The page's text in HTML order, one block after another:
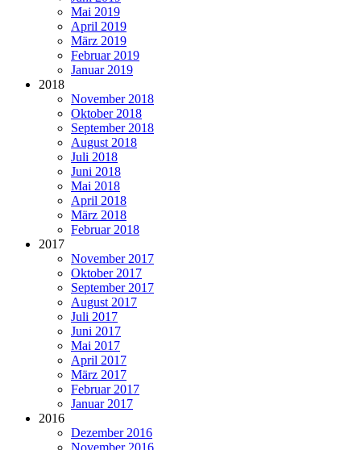
Mai 2019
April 2019
März 2019
Februar 2019
Januar 2019
2018
November 2018
Oktober 2018
September 2018
August 2018
Juli 2018
Juni 2018
Mai 2018
April 2018
März 2018
Februar 2018
2017
November 2017
Oktober 2017
September 2017
August 2017
Juli 2017
Juni 2017
Mai 2017
April 2017
März 2017
Februar 2017
Januar 2017
2016
Dezember 2016
November 2016